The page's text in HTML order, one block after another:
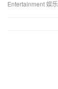
Entertainment 娱乐